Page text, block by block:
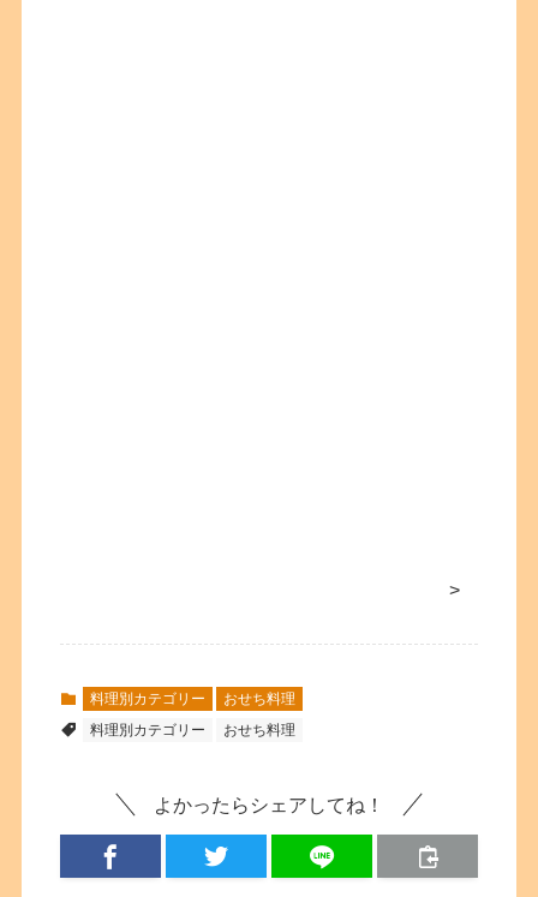
>
料理別カテゴリー
おせち料理
料理別カテゴリー
おせち料理
よかったらシェアしてね！